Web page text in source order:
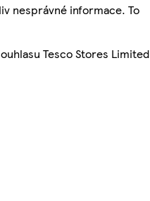
nesprávné informace. To
Tesco Stores Limited